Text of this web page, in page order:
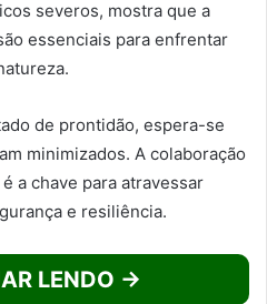
severos, mostra que a
essenciais para enfrentar
de prontidão, espera-se
minimizados. A colaboração
a chave para atravessar
e resiliência.
LENDO →